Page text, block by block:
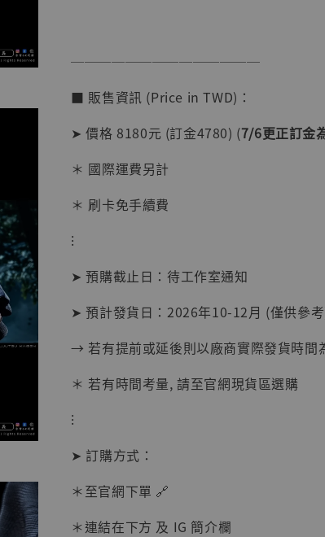
Studio]
NT$ 1,500
- +
加入購物車
【現貨】
BJSTUDIO 1/6系列
可動蒐藏人偶 讓子
彈飛 鵝城縣長 張麻
──────────────
■ 販售資訊 (Price in TWD)：
➤ 價格 8180元 (訂金4780) (7/6更正訂金
＊ 國際運費另計
＊ 刷卡免手續費
⁝
➤ 預購截止日：待工作室通知
➤ 預計發貨日：2026年10-12月 (僅供參
→ 若有提前或延後則以廠商實際發貨時間
＊ 若有時間考量, 請至官網現貨區選購
⁝
➤ 訂購方式：
＊至官網下單 🔗
＊連結在下方 及 IG 簡介欄